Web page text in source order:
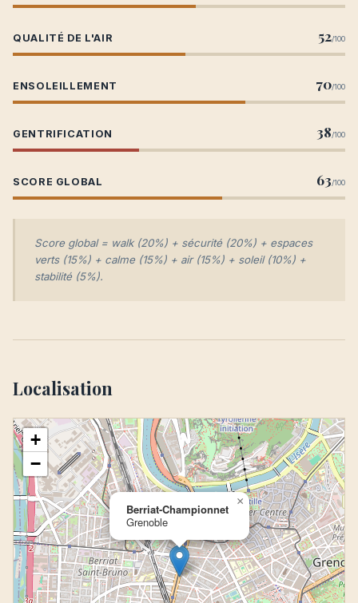
QUALITÉ DE L'AIR 52/100
ENSOLEILLEMENT 70/100
GENTRIFICATION 38/100
SCORE GLOBAL 63/100
Score global = walk (20%) + sécurité (20%) + espaces
verts (15%) + calme (15%) + air (15%) + soleil (10%) +
stabilité (5%).
Localisation
Berriat-Championnet
Grenoble
×
+
−